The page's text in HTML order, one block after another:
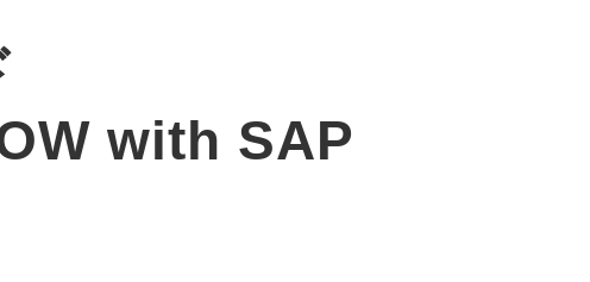
with SAP